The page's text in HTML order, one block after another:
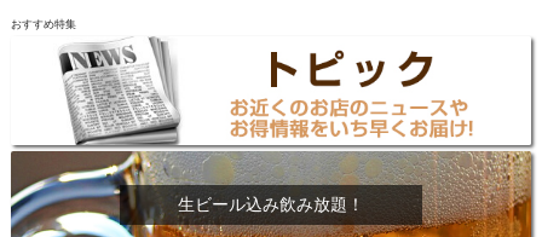
おすすめ特集
生ビール込み飲み放題！